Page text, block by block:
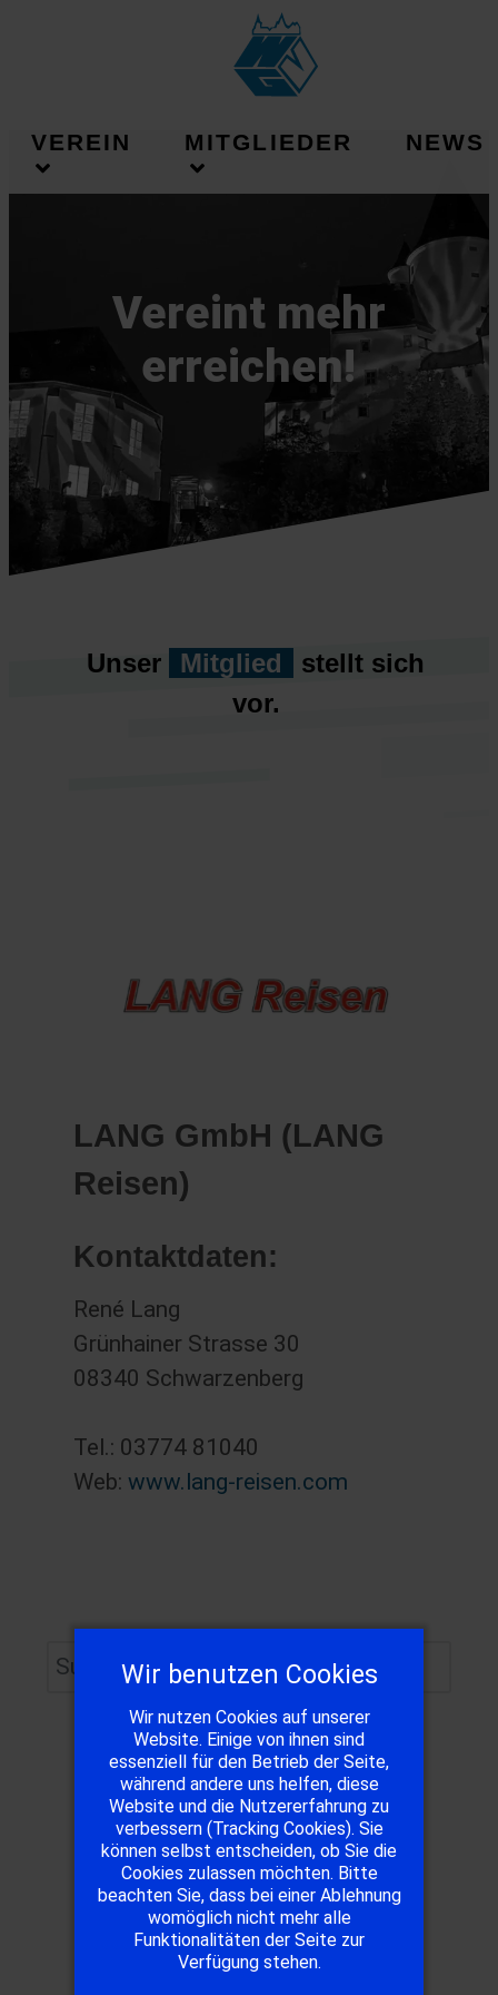
VEREIN MITGLIEDER NEWS
Vereint mehr
erreichen!
Unser Mitglied
stellt sich
vor.
LANG GmbH (LANG
Reisen)
Kontaktdaten:
René Lang
Grünhainer Strasse 30
08340 Schwarzenberg
Tel.: 03774 81040
Web: www.lang-reisen.com
Suchen
Rechtliches
Impressum
Datenschutz
Satzung
Wir benutzen Cookies
Wir nutzen Cookies auf unserer
Website. Einige von ihnen sind
essenziell für den Betrieb der Seite,
während andere uns helfen, diese
Website und die Nutzererfahrung zu
verbessern (Tracking Cookies). Sie
können selbst entscheiden, ob Sie die
Cookies zulassen möchten. Bitte
beachten Sie, dass bei einer Ablehnung
womöglich nicht mehr alle
Funktionalitäten der Seite zur
Verfügung stehen.